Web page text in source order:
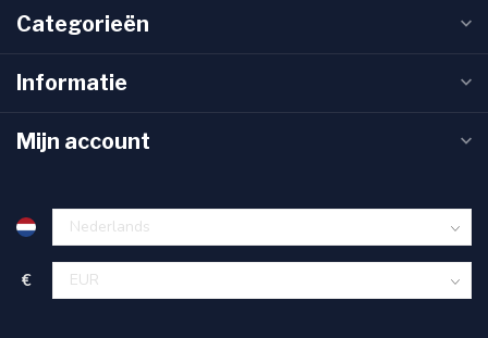
Categorieën
Informatie
Mijn account
€